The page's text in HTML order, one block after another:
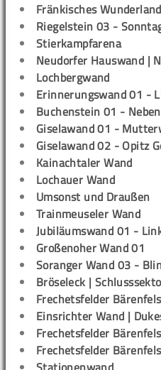
Fränkisches Wunderland
Riegelstein 03 -
Stierkampfarena
Neudorfer Hauswand |
Lochbergwand
Erinnerungswand 01 -
Buchenstein 01 -
Giselawand 01 -
Giselawand 02 - Opitz
Kainachtaler Wand
Lochauer Wand
Umsonst und Draußen
Trainmeuseler Wand
Jubiläumswand 01 -
Großenoher Wand 01
Soranger Wand 03 -
Bröseleck |
Frechetsfelder
Einsrichter Wand |
Frechetsfelder
Frechetsfelder